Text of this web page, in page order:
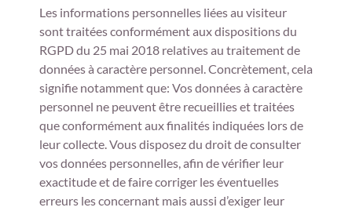
Les informations personnelles liées au visiteur
sont traitées conformément aux dispositions du
RGPD du 25 mai 2018 relatives au traitement de
données à caractère personnel. Concrètement, cela
signifie notamment que: Vos données à caractère
personnel ne peuvent être recueillies et traitées
que conformément aux finalités indiquées lors de
leur collecte. Vous disposez du droit de consulter
vos données personnelles, afin de vérifier leur
exactitude et de faire corriger les éventuelles
erreurs les concernant mais aussi d’exiger leur